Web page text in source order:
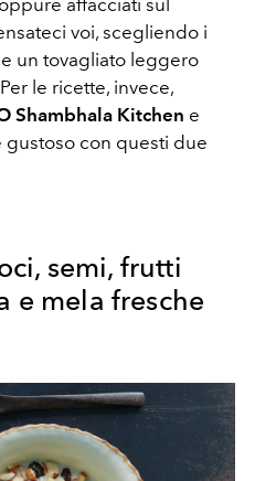
affacciati sul
voi, scegliendo i
un tovagliato leggero
le ricette, invece,
Shambhala Kitchen e
gustoso con questi due
semi, frutti
e mela fresche